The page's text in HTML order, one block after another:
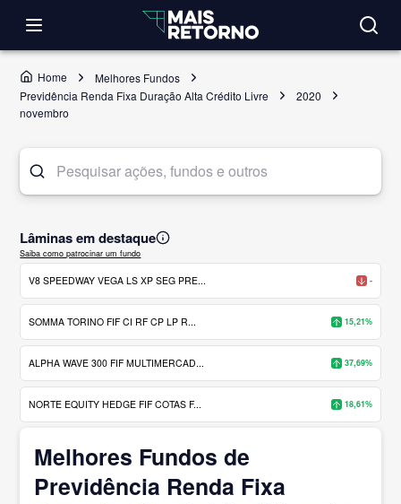
Home
Melhores Fundos
Previdência Renda Fixa Duração Alta Crédito Livre
2020
novembro
Lâminas em destaque
Saiba como patrocinar um fundo
V8 SPEEDWAY VEGA LS XP SEG PRE... -
SOMMA TORINO FIF CI RF CP LP R... 15,21%
ALPHA WAVE 300 FIF MULTIMERCAD... 37,69%
NORTE EQUITY HEDGE FIF COTAS F... 18,61%
Melhores Fundos de
Previdência Renda Fixa